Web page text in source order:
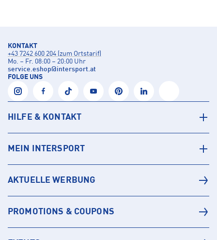
KONTAKT
+43 7242 600 204 (zum Ortstarif)
Mo. – Fr. 08:00 – 20:00 Uhr
service.eshop@intersport.at
FOLGE UNS
HILFE & KONTAKT
MEIN INTERSPORT
AKTUELLE WERBUNG
PROMOTIONS & COUPONS